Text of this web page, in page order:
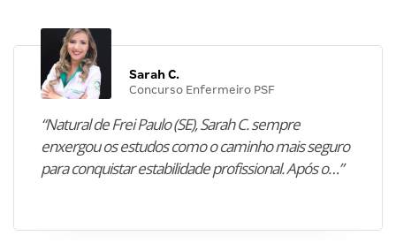
Sarah C.
Concurso Enfermeiro PSF
“Natural de Frei Paulo (SE), Sarah C. sempre
enxergou os estudos como o caminho mais seguro
para conquistar estabilidade profissional. Após o…”